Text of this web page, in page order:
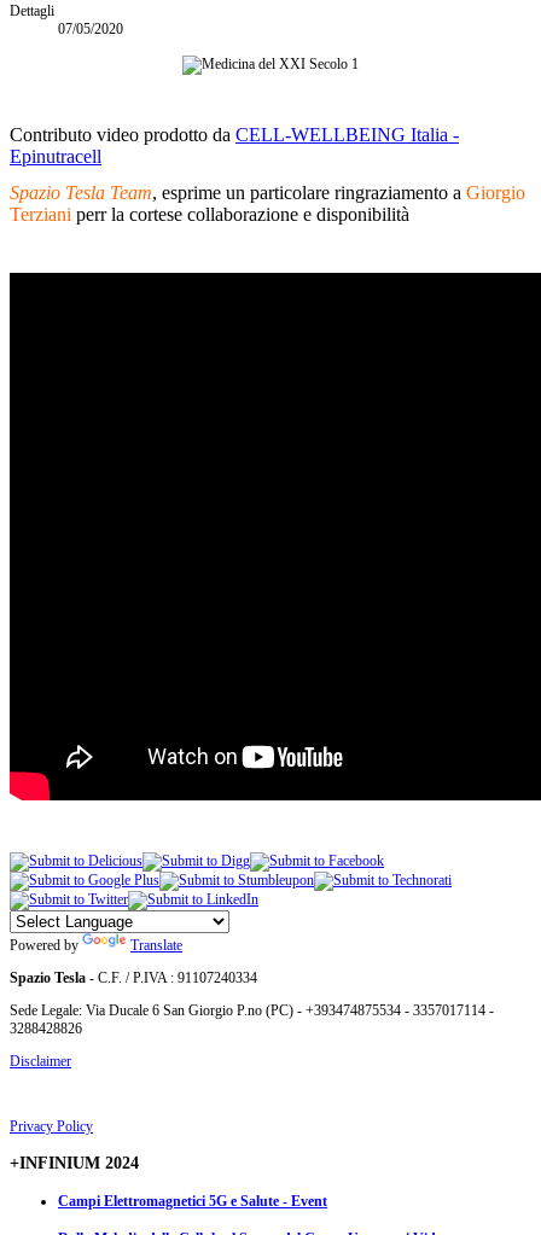
Dettagli
07/05/2020
Contributo video prodotto da CELL-WELLBEING Italia -
Epinutracell
Spazio Tesla Team, esprime un particolare ringraziamento a Giorgio
Terziani perr la cortese collaborazione e disponibilità
Powered by
Translate
Spazio Tesla - C.F. / P.IVA : 91107240334
Sede Legale: Via Ducale 6 San Giorgio P.no (PC) - +393474875534 - 3357017114 -
3288428826
Disclaimer
Privacy Policy
+INFINIUM 2024
Campi Elettromagnetici 5G e Salute - Event